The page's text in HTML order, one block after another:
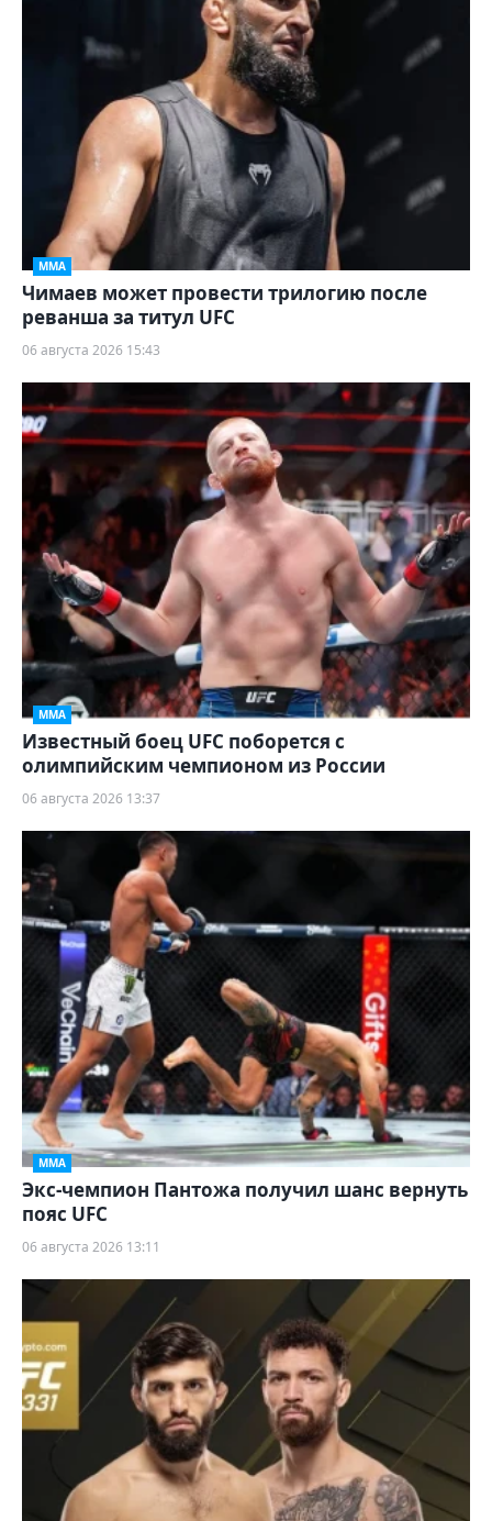
ММА
Чимаев может провести трилогию после
реванша за титул UFC
06 августа 2026 15:43
ММА
Известный боец UFC поборется с
олимпийским чемпионом из России
06 августа 2026 13:37
ММА
Экс-чемпион Пантожа получил шанс вернуть
пояс UFC
06 августа 2026 13:11